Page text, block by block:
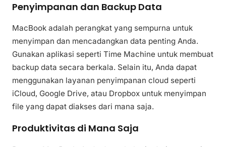
Penyimpanan dan Backup Data
MacBook adalah perangkat yang sempurna untuk
menyimpan dan mencadangkan data penting Anda.
Gunakan aplikasi seperti Time Machine untuk membuat
backup data secara berkala. Selain itu, Anda dapat
menggunakan layanan penyimpanan cloud seperti
iCloud, Google Drive, atau Dropbox untuk menyimpan
file yang dapat diakses dari mana saja.
Produktivitas di Mana Saja